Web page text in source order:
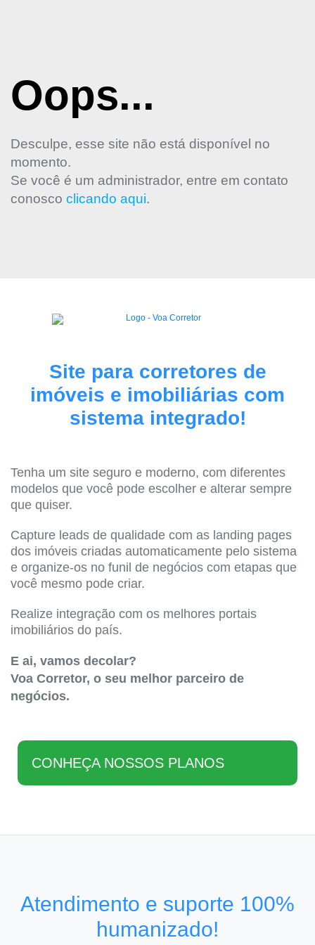
Oops...
Desculpe, esse site não está disponível no
momento.
Se você é um administrador, entre em contato
conosco clicando aqui.
Site para corretores de
imóveis e imobiliárias com
sistema integrado!
Tenha um site seguro e moderno, com diferentes
modelos que você pode escolher e alterar sempre
que quiser.
Capture leads de qualidade com as landing pages
dos imóveis criadas automaticamente pelo sistema
e organize-os no funil de negócios com etapas que
você mesmo pode criar.
Realize integração com os melhores portais
imobiliários do país.
E ai, vamos decolar?
Voa Corretor, o seu melhor parceiro de
negócios.
CONHEÇA NOSSOS PLANOS
Atendimento e suporte 100%
humanizado!